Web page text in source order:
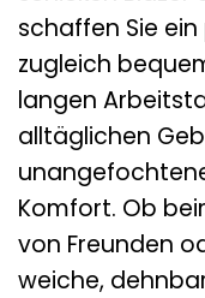
schaffen Sie
zugleich
langen
alltäglichen
Komfort. Ob
von Freunden
weiche,